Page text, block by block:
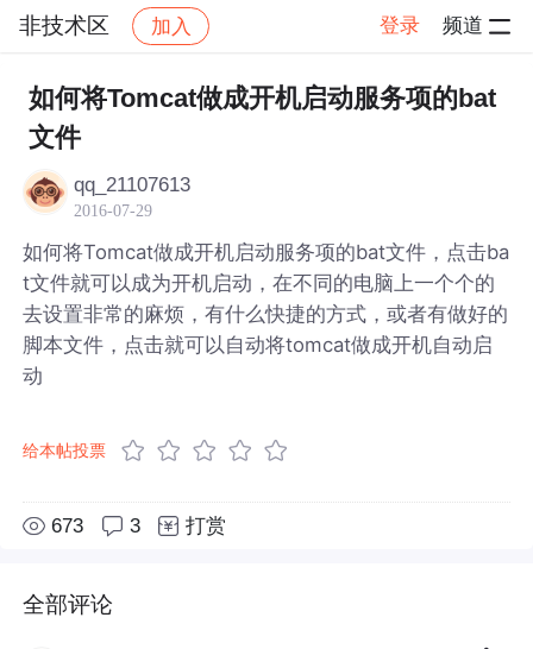
非技术区 加入 登录 频道
社区 非技术区 帖子详情
如何将Tomcat做成开机启动服务项的bat
文件
qq_21107613
2016-07-29
如何将Tomcat做成开机启动服务项的bat文件，点击ba
t文件就可以成为开机启动，在不同的电脑上一个个的
去设置非常的麻烦，有什么快捷的方式，或者有做好的
脚本文件，点击就可以自动将tomcat做成开机自动启
动
给本帖投票
673 3 打赏
全部评论